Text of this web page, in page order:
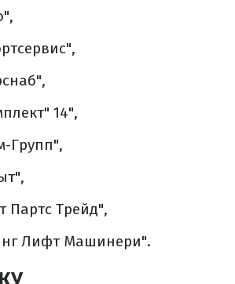
14",
Групп",
Партс Трейд",
Лифт Машинери".